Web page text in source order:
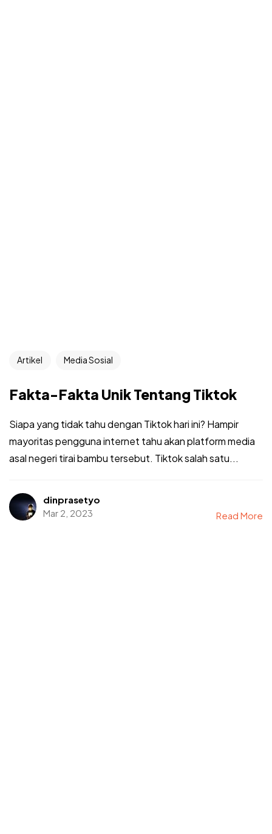
Artikel Media Sosial
Fakta-Fakta Unik Tentang Tiktok
Siapa yang tidak tahu dengan Tiktok hari ini? Hampir
mayoritas pengguna internet tahu akan platform media
asal negeri tirai bambu tersebut. Tiktok salah satu...
dinprasetyo
Mar 2, 2023
Read More